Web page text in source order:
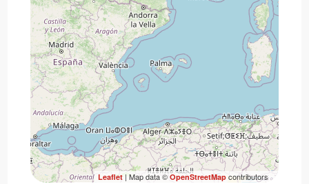
Leaflet| Map data ©OpenStreetMapcontributors